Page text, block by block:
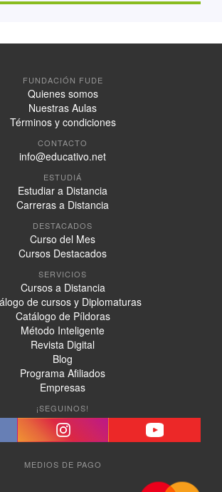
FUNDACIÓN FUDE
Quienes somos
Nuestras Aulas
Términos y condiciones
CONTACTO
info@educativo.net
ESTUDIÁ
Estudiar a Distancia
Carreras a Distancia
DESTACADOS
Curso del Mes
Cursos Destacados
SERVICIOS
Cursos a Distancia
de cursos y Diplomaturas
Catálogo de Píldoras
Método Inteligente
Revista Digital
Blog
Programa Afiliados
Empresas
¡SEGUINOS!
MEDIOS DE PAGO